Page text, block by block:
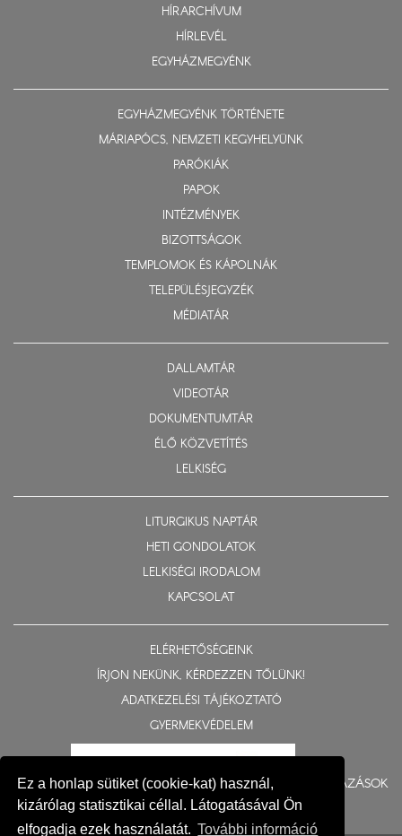
Ez a honlap sütiket (cookie-kat) használ,
kizárólag statisztikai céllal. Látogatásával Ön
elfogadja ezek használatát. További információ
HÍRARCHÍVUM
HÍRLEVÉL
EGYHÁZMEGYÉNK
EGYHÁZMEGYÉNK TÖRTÉNETE
MÁRIAPÓCS, NEMZETI KEGYHELYÜNK
PARÓKIÁK
PAPOK
INTÉZMÉNYEK
BIZOTTSÁGOK
TEMPLOMOK ÉS KÁPOLNÁK
TELEPÜLÉSJEGYZÉK
MÉDIATÁR
DALLAMTÁR
VIDEOTÁR
DOKUMENTUMTÁR
ÉLŐ KÖZVETÍTÉS
LELKISÉG
LITURGIKUS NAPTÁR
HETI GONDOLATOK
LELKISÉGI IRODALOM
KAPCSOLAT
ELÉRHETŐSÉGEINK
ÍRJON NEKÜNK, KÉRDEZZEN TŐLÜNK!
ADATKEZELÉSI TÁJÉKOZTATÓ
GYERMEKVÉDELEM
BERUHÁZÁSOK